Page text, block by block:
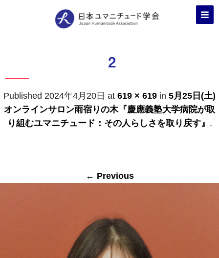
2
Published 2024年4月20日 at 619 × 619 in 5月25日(土)
オンラインサロン雨宿りの木『慶應義塾大学病院が取
り組むユマニチュード：その人らしさを取り戻す』 .
← Previous